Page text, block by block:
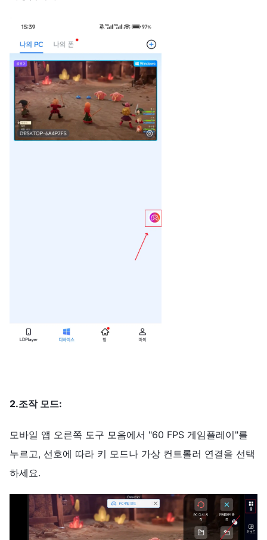
2.조작 모드:
모바일 앱 오른쪽 도구 모음에서 "60 FPS 게임플레이"를
누르고, 선호에 따라 키 모드나 가상 컨트롤러 연결을 선택
하세요.